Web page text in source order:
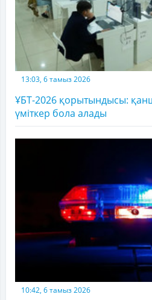
13:03, 6 тамыз 2026
ҰБТ-2026 қорытындысы:
үміткер бола алады
10:42, 6 тамыз 2026